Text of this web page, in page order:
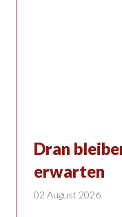
Dran
erwarten
02 August 2026